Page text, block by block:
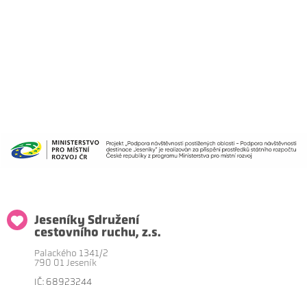
Jeseníky Sdružení
cestovního ruchu, z.s.
Palackého 1341/2
790 01 Jeseník
IČ: 68923244